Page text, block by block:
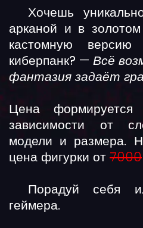
Хочешь
арканой и в
кастомную
киберпанк? — Всё
фантазия задаёт
Цена формируется
зависимости от
модели и размера.
цена фигурки от 7000
Порадуй себя
геймера.